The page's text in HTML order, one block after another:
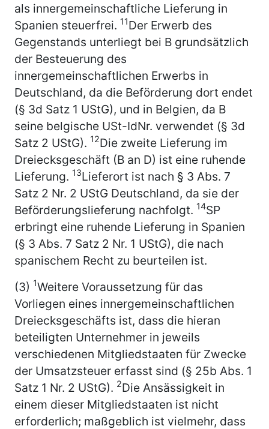
als innergemeinschaftliche Lieferung in
Spanien steuerfrei. 11Der Erwerb des
Gegenstands unterliegt bei B grundsätzlich
der Besteuerung des
innergemeinschaftlichen Erwerbs in
Deutschland, da die Beförderung dort endet
(§ 3d Satz 1 UStG), und in Belgien, da B
seine belgische USt-IdNr. verwendet (§ 3d
Satz 2 UStG). 12Die zweite Lieferung im
Dreiecksgeschäft (B an D) ist eine ruhende
Lieferung. 13Lieferort ist nach § 3 Abs. 7
Satz 2 Nr. 2 UStG Deutschland, da sie der
Beförderungslieferung nachfolgt. 14SP
erbringt eine ruhende Lieferung in Spanien
(§ 3 Abs. 7 Satz 2 Nr. 1 UStG), die nach
spanischem Recht zu beurteilen ist.
(3) 1Weitere Voraussetzung für das
Vorliegen eines innergemeinschaftlichen
Dreiecksgeschäfts ist, dass die hieran
beteiligten Unternehmer in jeweils
verschiedenen Mitgliedstaaten für Zwecke
der Umsatzsteuer erfasst sind (§ 25b Abs. 1
Satz 1 Nr. 2 UStG). 2Die Ansässigkeit in
einem dieser Mitgliedstaaten ist nicht
erforderlich; maßgeblich ist vielmehr, dass